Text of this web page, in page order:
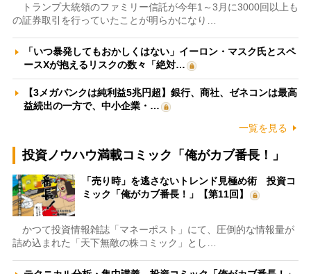
トランプ大統領のファミリー信託が今年1～3月に3000回以上も
の証券取引を行っていたことが明らかになり…
「いつ暴発してもおかしくはない」イーロン・マスク氏とスペ
ースXが抱えるリスクの数々「絶対…
【3メガバンクは純利益5兆円超】銀行、商社、ゼネコンは最高
益続出の一方で、中小企業・…
一覧を見る
投資ノウハウ満載コミック「俺がカブ番長！」
「売り時」を逃さないトレンド見極め術 投資コ
ミック「俺がカブ番長！」【第11回】
かつて投資情報雑誌「マネーポスト」にて、圧倒的な情報量が
詰め込まれた「天下無敵の株コミック」とし…